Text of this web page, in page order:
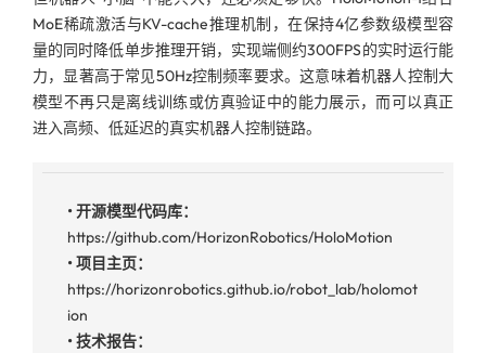
MoE稀疏激活与KV-cache推理机制，在保持4亿参数级模型容
量的同时降低单步推理开销，实现端侧约300FPS的实时运行能
力，显著高于常见50Hz控制频率要求。这意味着机器人控制大
模型不再只是离线训练或仿真验证中的能力展示，而可以真正
进入高频、低延迟的真实机器人控制链路。
• 开源模型代码库：
https://github.com/HorizonRobotics/HoloMotion
•项目主页：
https://horizonrobotics.github.io/robot_lab/holomot
ion
• 技术报告：